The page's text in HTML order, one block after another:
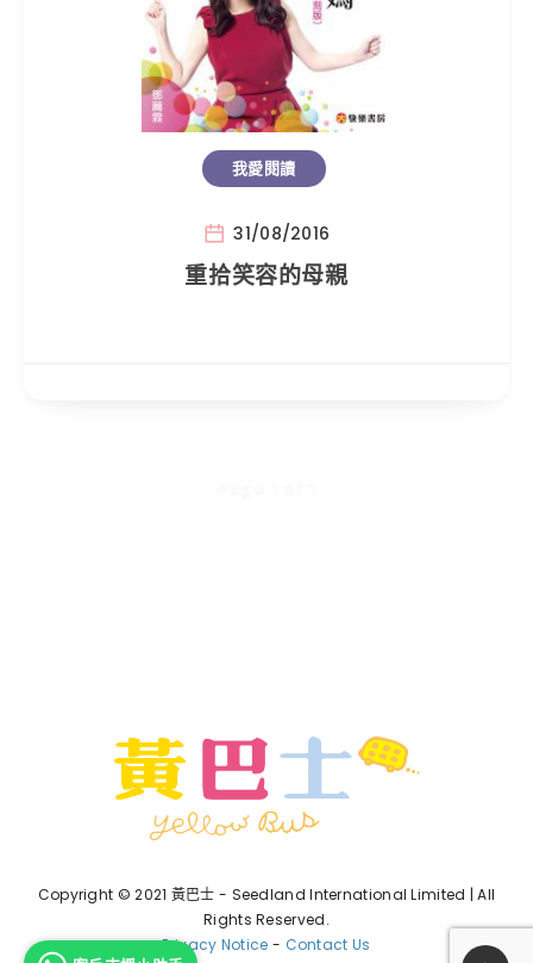
我愛閱讀
31/08/2016
重拾笑容的母親
Copyright © 2021 黃巴士 - Seedland International Limited | All
Rights Reserved.
Privacy Notice - Contact Us